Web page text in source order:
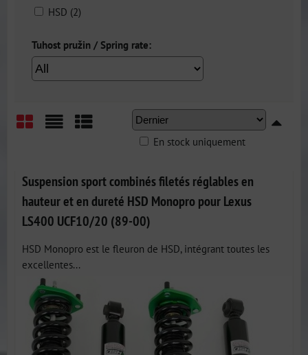
HSD (2)
Tuhost pružin / Spring rate:
En stock uniquement
Suspension sport combinés filetés réglables en
hauteur et en dureté HSD Monopro pour Lexus
LS400 UCF10/20 (89-00)
HSD Monopro est le fleuron de HSD, intégrant toutes les
excellentes...